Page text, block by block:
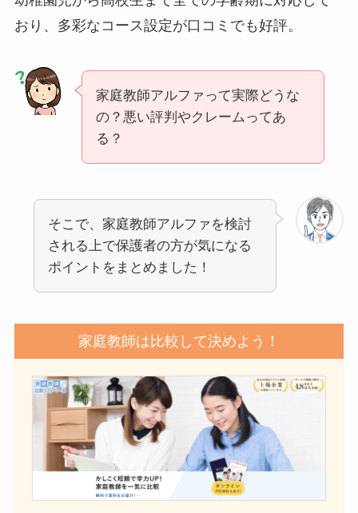
おり、多彩なコース設定が口コミでも好評。
家庭教師アルファって実際どうな
の？悪い評判やクレームってあ
る？
そこで、家庭教師アルファを検討
される上で保護者の方が気になる
ポイントをまとめました！
家庭教師は比較して決めよう！